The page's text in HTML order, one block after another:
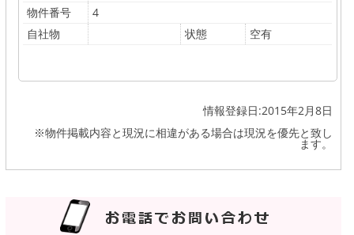
物件番号
4
自社物
状態 空有
情報登録日:2015年2月8日
※物件掲載内容と現況に相違がある場合は現況を優先と致し
ます。